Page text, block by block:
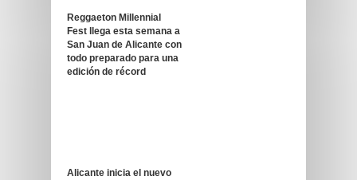
Reggaeton Millennial
Fest llega esta semana a
San Juan de Alicante con
todo preparado para una
edición de récord
Alicante inicia el nuevo